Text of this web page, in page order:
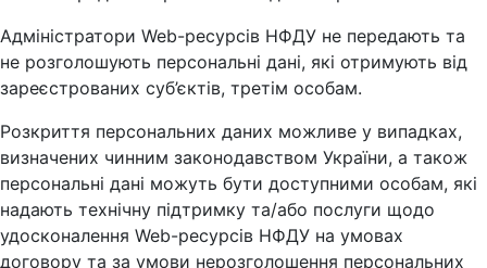
Адміністратори Web-ресурсів НФДУ не передають та
не розголошують персональні дані, які отримують від
зареєстрованих суб’єктів, третім особам.
Розкриття персональних даних можливе у випадках,
визначених чинним законодавством України, а також
персональні дані можуть бути доступними особам, які
надають технічну підтримку та/або послуги щодо
удосконалення Web-ресурсів НФДУ на умовах
договору та за умови нерозголошення персональних